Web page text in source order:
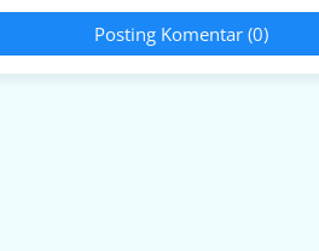
Posting Komentar (0)